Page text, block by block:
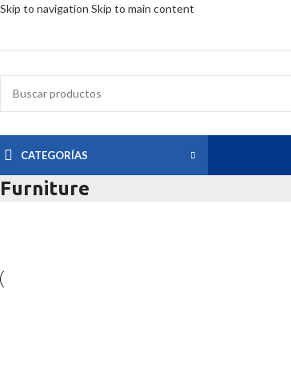
Skip to navigation Skip to main content
CATEGORÍAS
Furniture